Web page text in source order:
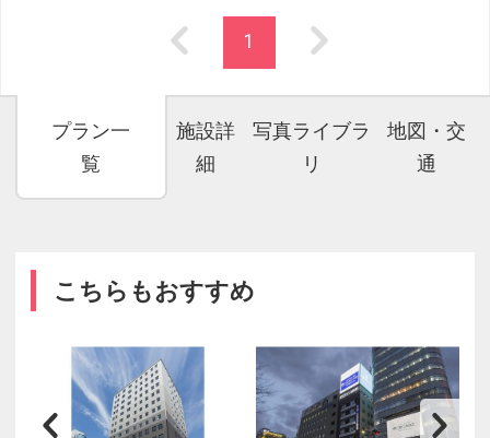
1
プラン一
覧
施設詳
細
写真ライブラ
リ
地図・交
通
こちらもおすすめ